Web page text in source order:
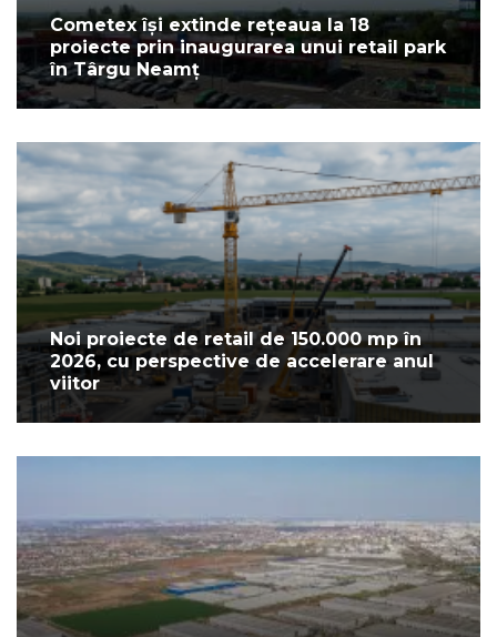
Cometex își extinde rețeaua la 18
proiecte prin inaugurarea unui retail park
în Târgu Neamț
Noi proiecte de retail de 150.000 mp în
2026, cu perspective de accelerare anul
viitor